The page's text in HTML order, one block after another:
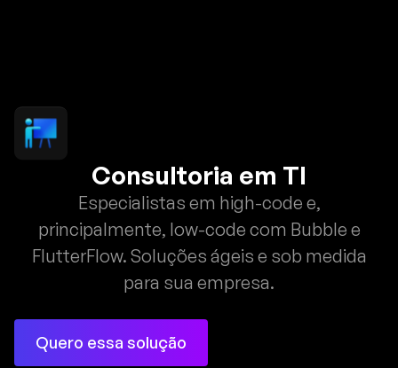
Consultoria em TI
Especialistas em high-code e,
principalmente, low-code com Bubble e
FlutterFlow. Soluções ágeis e sob medida
para sua empresa.
Quero essa solução